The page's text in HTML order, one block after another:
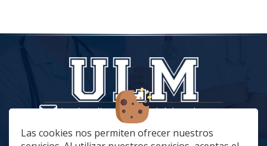
Las cookies nos permiten ofrecer nuestros
tiendaonline@vestuariolaboralmc.com
928 67 70 47